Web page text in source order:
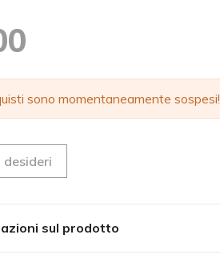
sono momentaneamente sospesi!
desideri
sul prodotto